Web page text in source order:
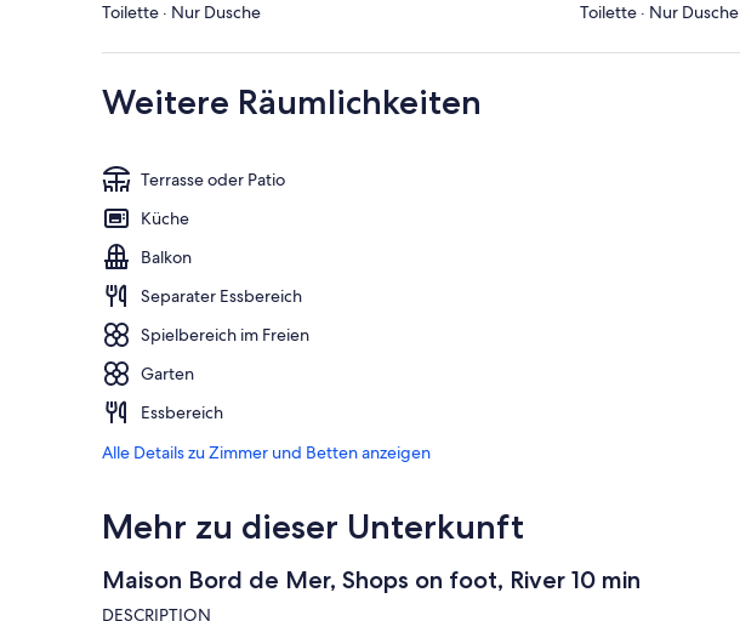
Toilette · Nur Dusche Toilette · Nur Dusche
Weitere Räumlichkeiten
Terrasse oder Patio
Küche
Balkon
Separater Essbereich
Spielbereich im Freien
Garten
Essbereich
Alle Details zu Zimmer und Betten anzeigen
Mehr zu dieser Unterkunft
Maison Bord de Mer, Shops on foot, River 10 min
DESCRIPTION